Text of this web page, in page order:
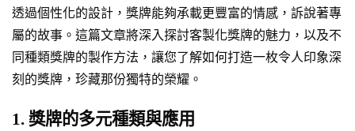
透過個性化的設計，獎牌能夠承載更豐富的情感，訴說著專
屬的故事。這篇文章將深入探討客製化獎牌的魅力，以及不
同種類獎牌的製作方法，讓您了解如何打造一枚令人印象深
刻的獎牌，珍藏那份獨特的榮耀。
1. 獎牌的多元種類與應用